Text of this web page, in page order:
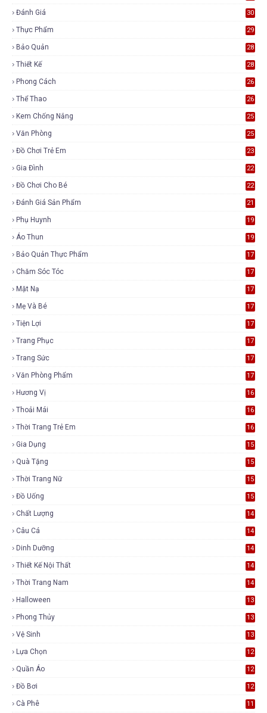
Đánh Giá 30
Thực Phẩm 29
Bảo Quản 28
Thiết Kế 28
Phong Cách 26
Thể Thao 26
Kem Chống Nắng 25
Văn Phòng 25
Đồ Chơi Trẻ Em 23
Gia Đình 22
Đồ Chơi Cho Bé 22
Đánh Giá Sản Phẩm 21
Phụ Huynh 19
Áo Thun 19
Bảo Quản Thực Phẩm 17
Chăm Sóc Tóc 17
Mặt Nạ 17
Mẹ Và Bé 17
Tiện Lợi 17
Trang Phục 17
Trang Sức 17
Văn Phòng Phẩm 17
Hương Vị 16
Thoải Mái 16
Thời Trang Trẻ Em 16
Gia Dụng 15
Quà Tặng 15
Thời Trang Nữ 15
Đồ Uống 15
Chất Lượng 14
Câu Cá 14
Dinh Dưỡng 14
Thiết Kế Nội Thất 14
Thời Trang Nam 14
Halloween 13
Phong Thủy 13
Vệ Sinh 13
Lựa Chọn 12
Quần Áo 12
Đồ Bơi 12
Cà Phê 11